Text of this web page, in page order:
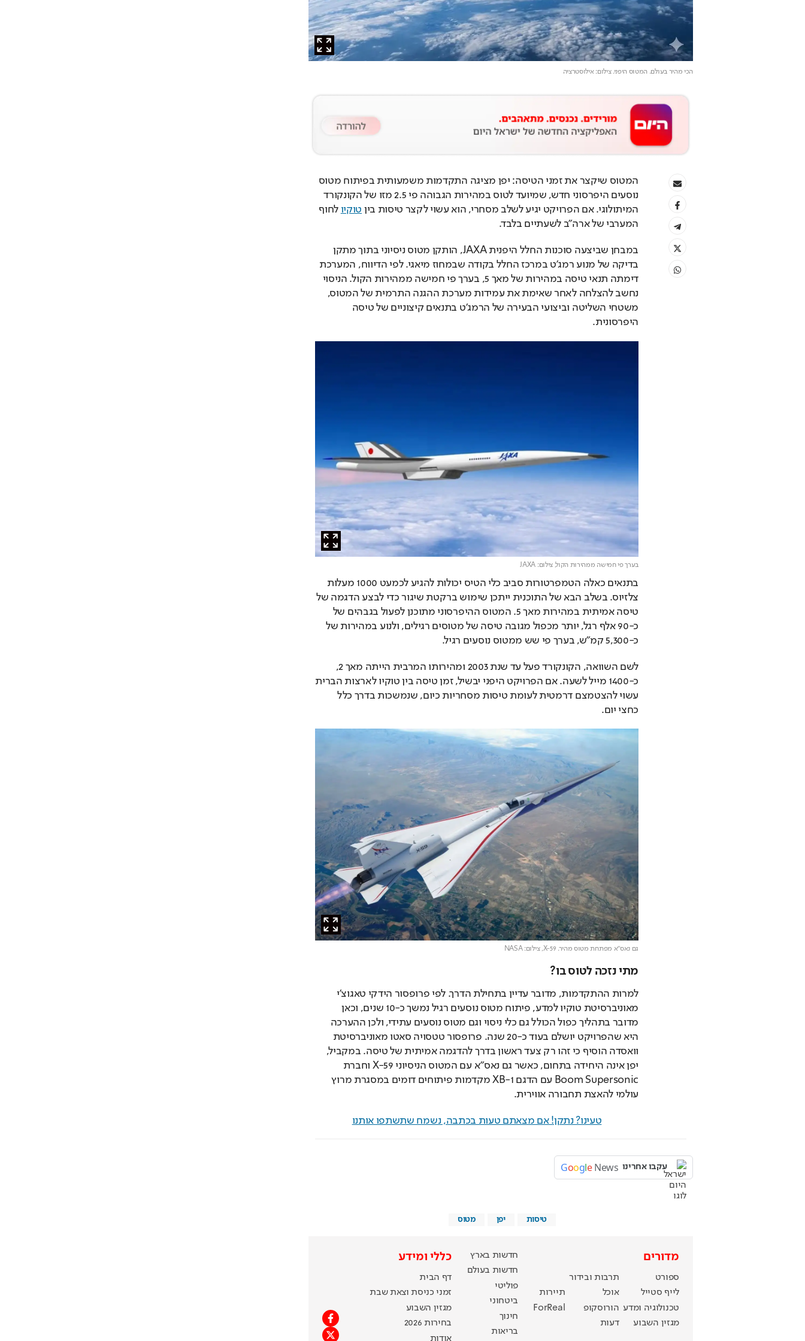
הכי מהיר בעולם. המטוס היפני. צילום: אילוסטרציה
נוסעים היפרסוני חדש, שמיועד לטוס במהירות הגבוהה פי 2.5 מזו של הקונקורד
המיתולוגי. אם הפרויקט יגיע לשלב מסחרי, הוא עשוי לקצר טיסות בין טוקיו
המערבי של ארה"ב לשעתיים בלבד.
במבחן שביצעה סוכנות החלל היפנית JAXA, הותקן מטוס ניסיוני בתוך מתקן
היפרסונית.
בערך פי חמישה ממהירות הקול,צילום: JAXA
צלזיוס. בשלב הבא של התוכנית ייתכן שימוש ברקטת שיגור כדי לבצע הדגמה של
כ-90 אלף רגל, יותר מכפול מגובה טיסה של מטוסים רגילים, ולנוע במהירות של
כ-5,300 קמ"ש, בערך פי שש ממטוס נוסעים רגיל.
כחצי יום.
גם נאס״א מפתחת מטוס מהיר. X-59, צילום: NASA
מתי נזכה לטוס בו?
מאוניברסיטת טוקיו למדע, פיתוח מטוס נוסעים רגיל נמשך כ-10 שנים, וכאן
Boom Supersonic עם הדגם XB-1 מקדמות פיתוחים דומים במסגרת מרוץ
עולמי להאצת תחבורה אווירית.
טעינו? נתקן! אם מצאתם טעות בכתבה, נשמח שתשתפו אותנו
עקבו אחרינו Google News
טיסות יפן מטוס
מדורים
ספורט
תרבות ובידור
לייף סטייל
אוכל
תיירות
טכנולוגיה ומדע הורוסקופ
ForReal
מגזין השבוע
דעות
חדשות בארץ
חדשות בעולם
פוליטי
ביטחוני
חינוך
בריאות
כללי ומידע
דף הבית
זמני כניסת וצאת שבת
מגזין השבוע
בחירות 2026
אודות